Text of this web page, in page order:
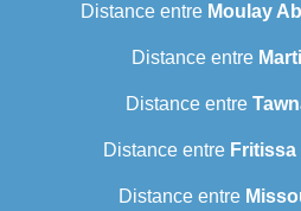
Distance entre Moulay
Distance entre Martil
Distance entre
Distance entre Fritissa
Distance entre